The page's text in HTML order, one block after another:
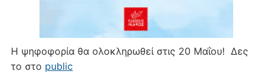
Η ψηφοφορία θα ολοκληρωθεί στις 20 Μαΐου! Δες
το στο public